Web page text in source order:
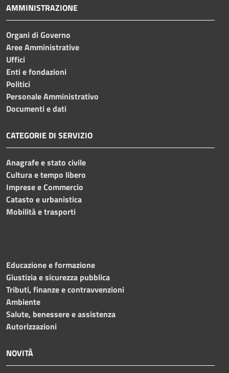
AMMINISTRAZIONE
Organi di Governo
Aree Amministrative
Uffici
Enti e fondazioni
Politici
Personale Amministrativo
Documenti e dati
CATEGORIE DI SERVIZIO
Anagrafe e stato civile
Cultura e tempo libero
Imprese e Commercio
Catasto e urbanistica
Mobilità e trasporti
Educazione e formazione
Giustizia e sicurezza pubblica
Tributi, finanze e contravvenzioni
Ambiente
Salute, benessere e assistenza
Autorizzazioni
NOVITÀ